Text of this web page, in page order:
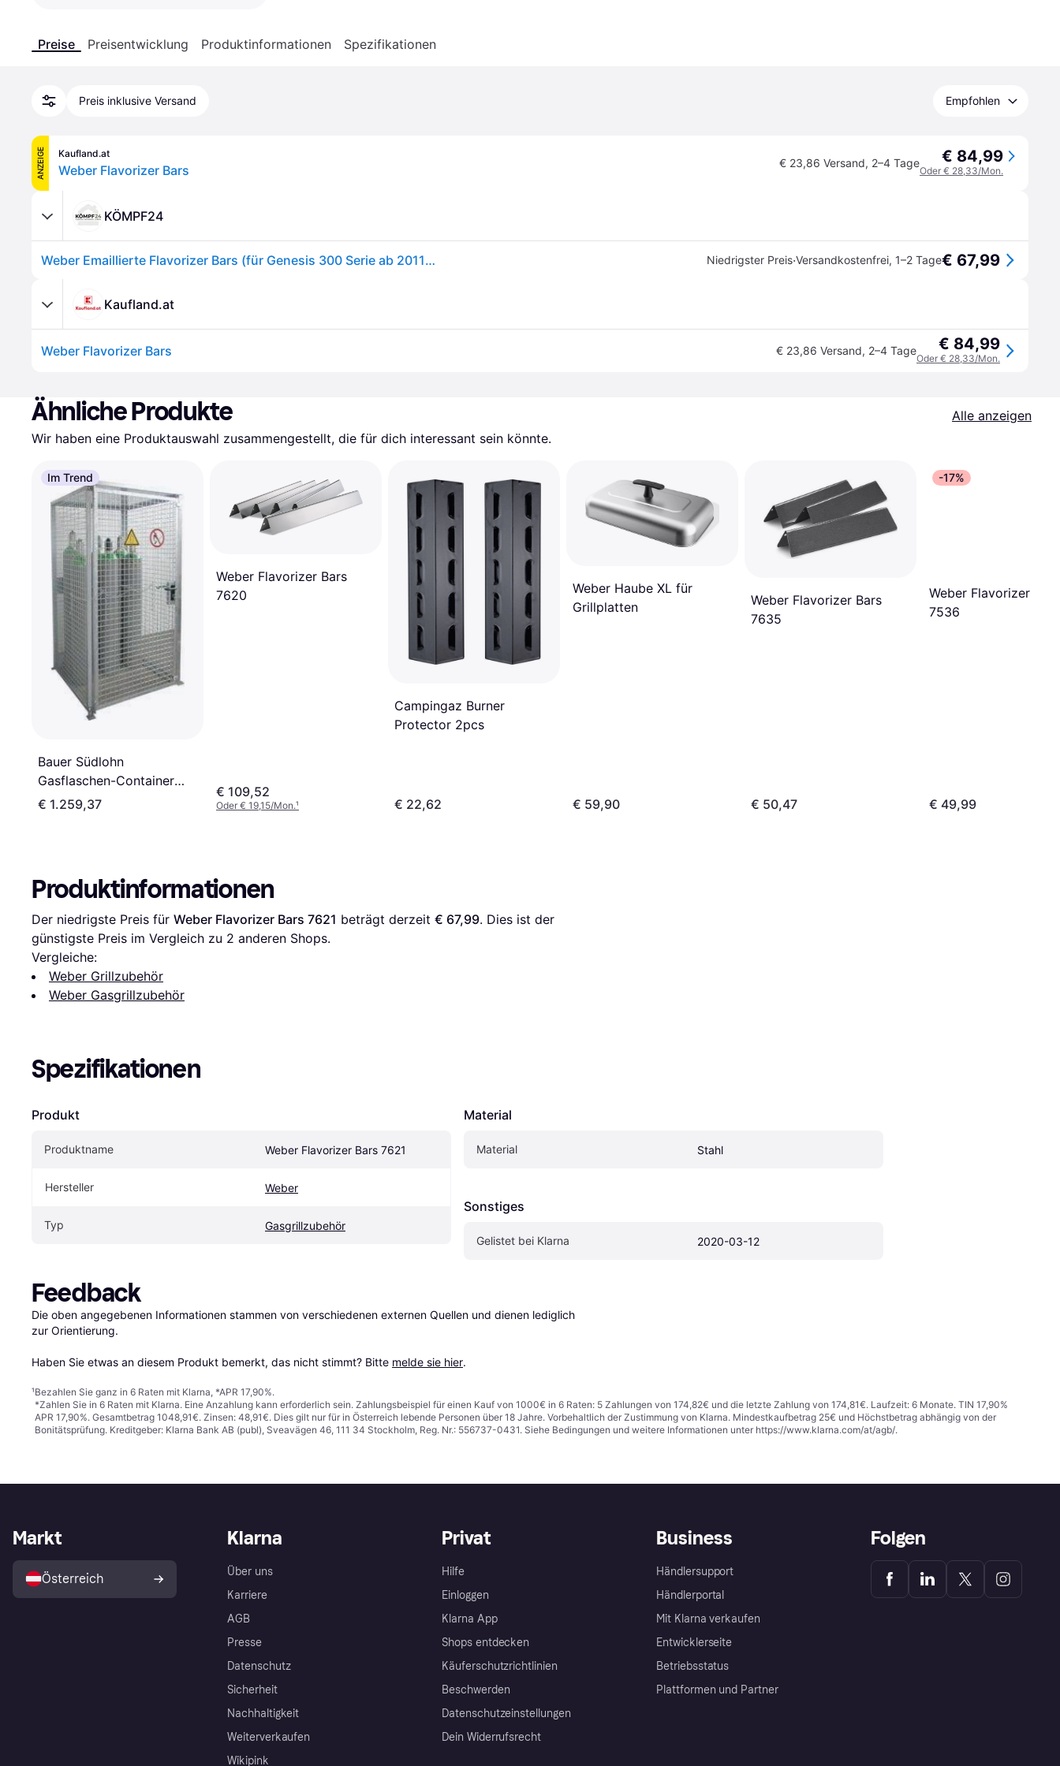
Preise Preisentwicklung Produktinformationen Spezifikationen
Preis inklusive Versand Empfohlen
ANZEIGE Kaufland.at
Weber Flavorizer Bars € 23,86 Versand, 2–4 Tage € 84,99
Oder € 28,33/Mon.
KÖMPF24
Weber Emaillierte Flavorizer Bars (für Genesis 300 Serie ab 2011) (7621) Niedrigster Preis·Versandkostenfrei, 1–2 Tage€ 67,99
Kaufland.at
Weber Flavorizer Bars € 23,86 Versand, 2–4 Tage € 84,99
Oder € 28,33/Mon.
Ähnliche Produkte
Alle anzeigen
Wir haben eine Produktauswahl zusammengestellt, die für dich interessant sein könnte.
Im Trend
Bauer Südlohn
Gasflaschen-Container
GFC-M0/D, feuerverzinkt
€ 1.259,37
Weber Flavorizer Bars
7620
€ 109,52
Oder € 19,15/Mon.¹
Campingaz Burner
Protector 2pcs
€ 22,62
Weber Haube XL für
Grillplatten
€ 59,90
Weber Flavorizer Bars
7635
€ 50,47
-17%
Weber Flavorizer Bars
7536
€ 49,99
Produktinformationen
Der niedrigste Preis für Weber Flavorizer Bars 7621 beträgt derzeit € 67,99. Dies ist der
günstigste Preis im Vergleich zu 2 anderen Shops.
Vergleiche:
Weber Grillzubehör
Weber Gasgrillzubehör
Spezifikationen
Produkt
Produktname Weber Flavorizer Bars 7621
Hersteller Weber
Typ Gasgrillzubehör
Material
Material Stahl
Sonstiges
Gelistet bei Klarna 2020-03-12
Feedback
Die oben angegebenen Informationen stammen von verschiedenen externen Quellen und dienen lediglich
zur Orientierung.
Haben Sie etwas an diesem Produkt bemerkt, das nicht stimmt? Bitte melde sie hier.
¹Bezahlen Sie ganz in 6 Raten mit Klarna, *APR 17,90%.
*Zahlen Sie in 6 Raten mit Klarna. Eine Anzahlung kann erforderlich sein. Zahlungsbeispiel für einen Kauf von 1000€ in 6 Raten: 5 Zahlungen von 174,82€ und die letzte Zahlung von 174,81€. Laufzeit: 6 Monate. TIN 17,90%
APR 17,90%. Gesamtbetrag 1048,91€. Zinsen: 48,91€. Dies gilt nur für in Österreich lebende Personen über 18 Jahre. Vorbehaltlich der Zustimmung von Klarna. Mindestkaufbetrag 25€ und Höchstbetrag abhängig von der
Bonitätsprüfung. Kreditgeber: Klarna Bank AB (publ), Sveavägen 46, 111 34 Stockholm, Reg. Nr.: 556737-0431. Siehe Bedingungen und weitere Informationen unter https://www.klarna.com/at/agb/.
Klarna
Über uns
Karriere
AGB
Presse
Datenschutz
Sicherheit
Nachhaltigkeit
Weiterverkaufen
Wikipink
Privat
Hilfe
Einloggen
Klarna App
Shops entdecken
Käuferschutzrichtlinien
Beschwerden
Datenschutzeinstellungen
Dein Widerrufsrecht
Business
Händlersupport
Händlerportal
Mit Klarna verkaufen
Entwicklerseite
Betriebsstatus
Plattformen und Partner
Markt
Österreich
Folgen